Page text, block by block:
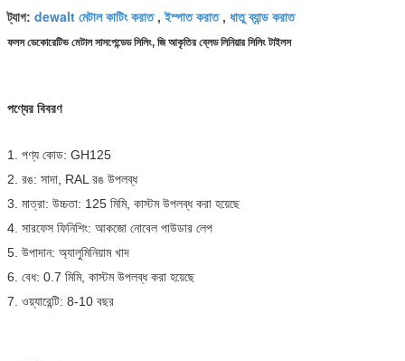
ট্যাগ: dewalt মেটাল কাটিং করাত,ইস্পাত করাত, ধাতু ব্যান্ড করাত
ফলস ডেকোরেটিভ মেটাল সাসপেন্ডেড সিলিং, জি আকৃতির ব্লেড লিনিয়ার সিলিং টাইলস
পণ্যের বিবরণ
1. পণ্য কোড: GH125
2. রঙ: সাদা, RAL রঙ উপলব্ধ
3. মাত্রা: উচ্চতা: 125 মিমি, কাস্টম উপলব্ধ করা হয়েছে
4. সারফেস ফিনিশিং: আকজো নোবেল পাউডার লেপ
5. উপাদান: অ্যালুমিনিয়াম খাদ
6. বেধ: 0.7 মিমি, কাস্টম উপলব্ধ করা হয়েছে
7. ওয়্যারেন্টি: 8-10 বছর